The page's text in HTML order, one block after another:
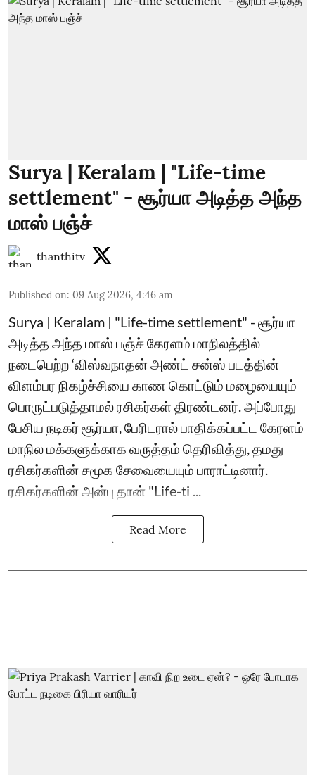
Surya | Keralam | "Life-time
settlement" - சூர்யா அடித்த அந்த
மாஸ் பஞ்ச்
thanthitv
Published on: 09 Aug 2026, 4:46 am
Surya | Keralam | "Life-time settlement" - சூர்யா
அடித்த அந்த மாஸ் பஞ்ச் கேரளம் மாநிலத்தில்
நடைபெற்ற ‘விஸ்வநாதன் அண்ட் சன்ஸ் படத்தின்
விளம்பர நிகழ்ச்சியை காண கொட்டும் மழையையும்
பொருட்படுத்தாமல் ரசிகர்கள் திரண்டனர். அப்போது
பேசிய நடிகர் சூர்யா, பேரிடரால் பாதிக்கப்பட்ட கேரளம்
மாநில மக்களுக்காக வருத்தம் தெரிவித்து, தமது
ரசிகர்களின் சமூக சேவையையும் பாராட்டினார்.
ரசிகர்களின் அன்பு தான் "Life-ti ...
Read More